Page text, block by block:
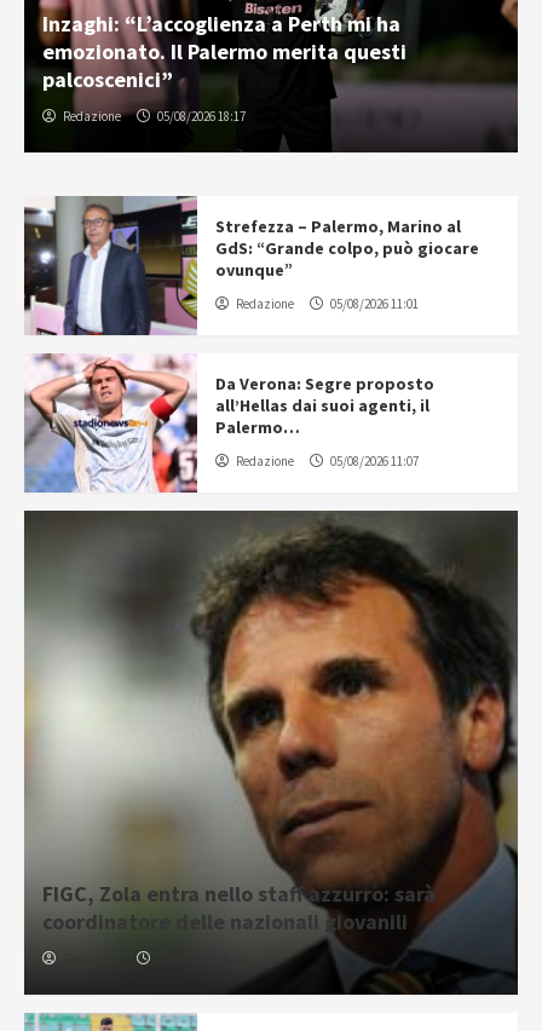
Inzaghi: “L’accoglienza a Perth mi ha
emozionato. Il Palermo merita questi
palcoscenici”
Redazione 05/08/2026 18:17
Strefezza – Palermo, Marino al
GdS: “Grande colpo, può giocare
ovunque”
Redazione 05/08/2026 11:01
Da Verona: Segre proposto
all’Hellas dai suoi agenti, il
Palermo…
Redazione 05/08/2026 11:07
FIGC, Zola entra nello staff azzurro: sarà
coordinatore delle nazionali giovanili